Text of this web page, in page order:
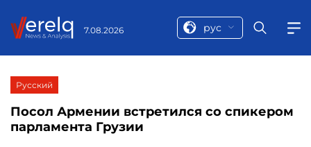
7.08.2026 рус
Русский
Посол Армении встретился со спикером
парламента Грузии